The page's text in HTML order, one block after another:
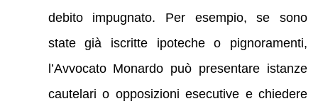
debito impugnato. Per esempio, se sono
state già iscritte ipoteche o pignoramenti,
l’Avvocato Monardo può presentare istanze
cautelari o opposizioni esecutive e chiedere